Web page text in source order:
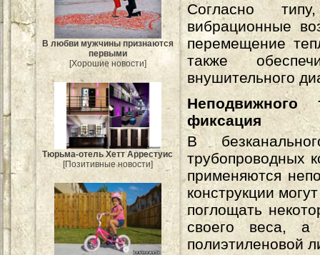
В любви мужчины признаются
первыми
[Хорошие новости]
Тюрьма-отель Хетт Аррестуис
[Позитивные новости]
Согласно
вибрационные
перемещение
также
внушительного
фиксация
В
трубопроводных
применяются
конструкции
поглощать
своего веса,
полиэтиленовой